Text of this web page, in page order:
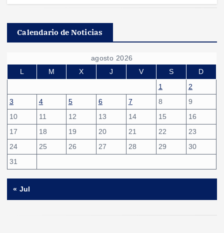
Calendario de Noticias
agosto 2026
L
M X J V S
D
1
2
3
4 5 6 7 8
9
10
11 12 13 14 15
16
17
18 19 20 21 22
23
24
25 26 27 28 29
30
31
« Jul